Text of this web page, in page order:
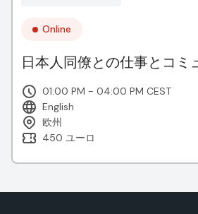
Online
日本人同僚との仕事とコミ
01:00 PM - 04:00 PM CEST
English
欧州
450 ユーロ